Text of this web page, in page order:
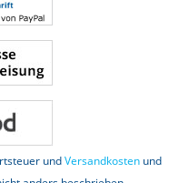
undVersandkostenund